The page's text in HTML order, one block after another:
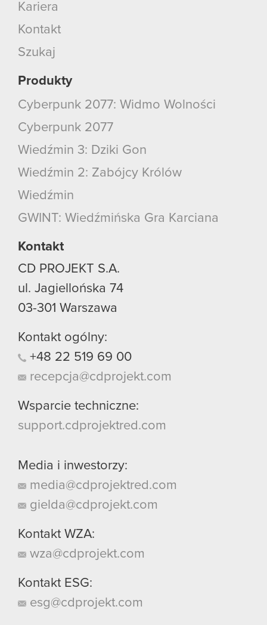
Kariera
Kontakt
Szukaj
Produkty
Cyberpunk 2077: Widmo Wolności
Cyberpunk 2077
Wiedźmin 3: Dziki Gon
Wiedźmin 2: Zabójcy Królów
Wiedźmin
GWINT: Wiedźmińska Gra Karciana
Kontakt
CD PROJEKT S.A.
ul. Jagiellońska 74
03-301 Warszawa
Kontakt ogólny:
+48 22 519 69 00
recepcja@cdprojekt.com
Wsparcie techniczne:
support.cdprojektred.com
Media i inwestorzy:
media@cdprojektred.com
gielda@cdprojekt.com
Kontakt WZA:
wza@cdprojekt.com
Kontakt ESG:
esg@cdprojekt.com